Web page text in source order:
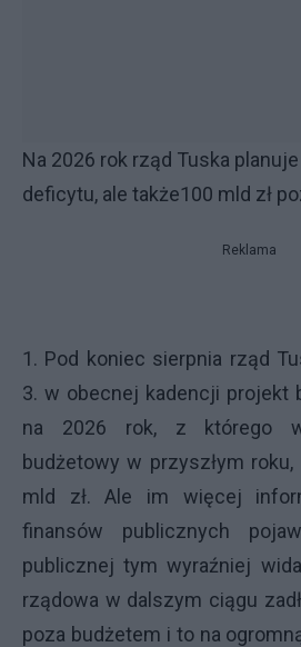
Na 2026 rok rząd Tuska
deficytu, ale także100 mld zł
Reklama
1. Pod koniec sierpnia rząd
3. w obecnej kadencji projekt
na 2026 rok, z którego
budżetowy w przyszłym
mld zł. Ale im więcej
finansów publicznych
publicznej tym wyraźniej
rządowa w dalszym ciągu
poza budżetem i to na